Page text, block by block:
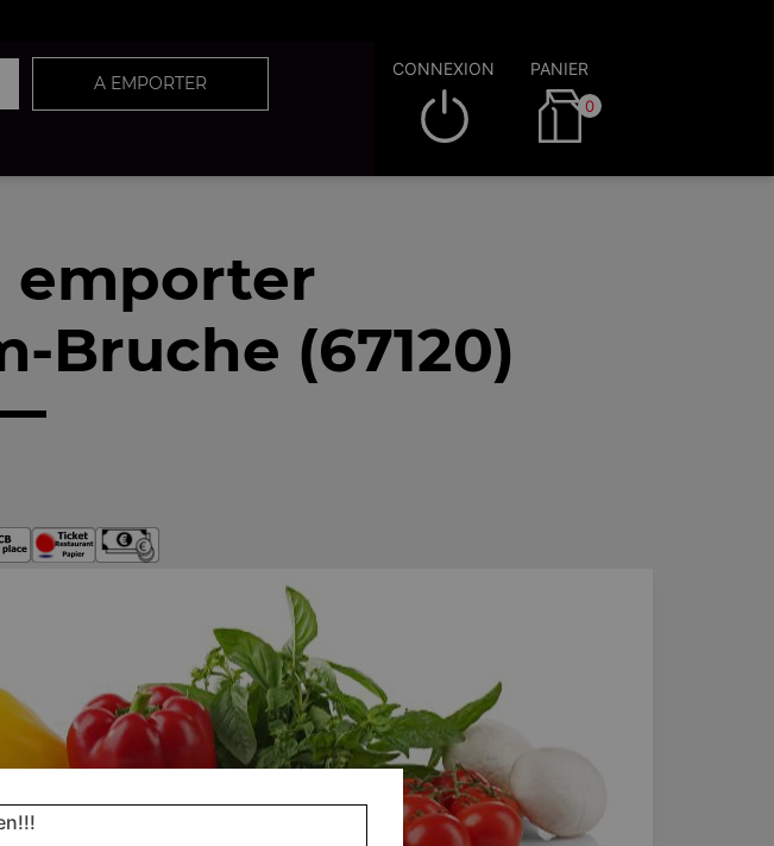
A EMPORTER
CONNEXION PANIER
0
emporter
Bruche (67120)